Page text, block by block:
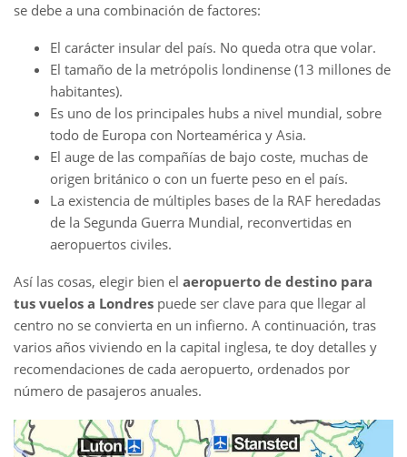
se debe a una combinación de factores:
El carácter insular del país. No queda otra que volar.
El tamaño de la metrópolis londinense (13 millones de
habitantes).
Es uno de los principales hubs a nivel mundial, sobre
todo de Europa con Norteamérica y Asia.
El auge de las compañías de bajo coste, muchas de
origen británico o con un fuerte peso en el país.
La existencia de múltiples bases de la RAF heredadas
de la Segunda Guerra Mundial, reconvertidas en
aeropuertos civiles.
Así las cosas, elegir bien el aeropuerto de destino para
tus vuelos a Londres puede ser clave para que llegar al
centro no se convierta en un infierno. A continuación, tras
varios años viviendo en la capital inglesa, te doy detalles y
recomendaciones de cada aeropuerto, ordenados por
número de pasajeros anuales.